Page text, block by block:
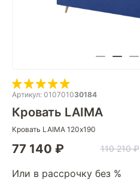
Артикул: 010701030184
Кровать LAIMA
Кровать LAIMA 120х190
77 140 ₽ 110 210 ₽
Или в рассрочку без %